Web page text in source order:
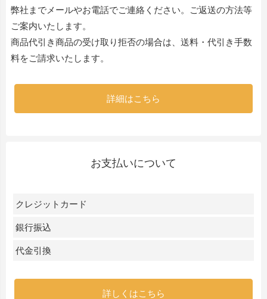
弊社までメールやお電話でご連絡ください。ご返送の方法等
ご案内いたします。
商品代引き商品の受け取り拒否の場合は、送料・代引き手数
料をご請求いたします。
詳細はこちら
お支払いについて
クレジットカード
銀行振込
代金引換
詳しくはこちら